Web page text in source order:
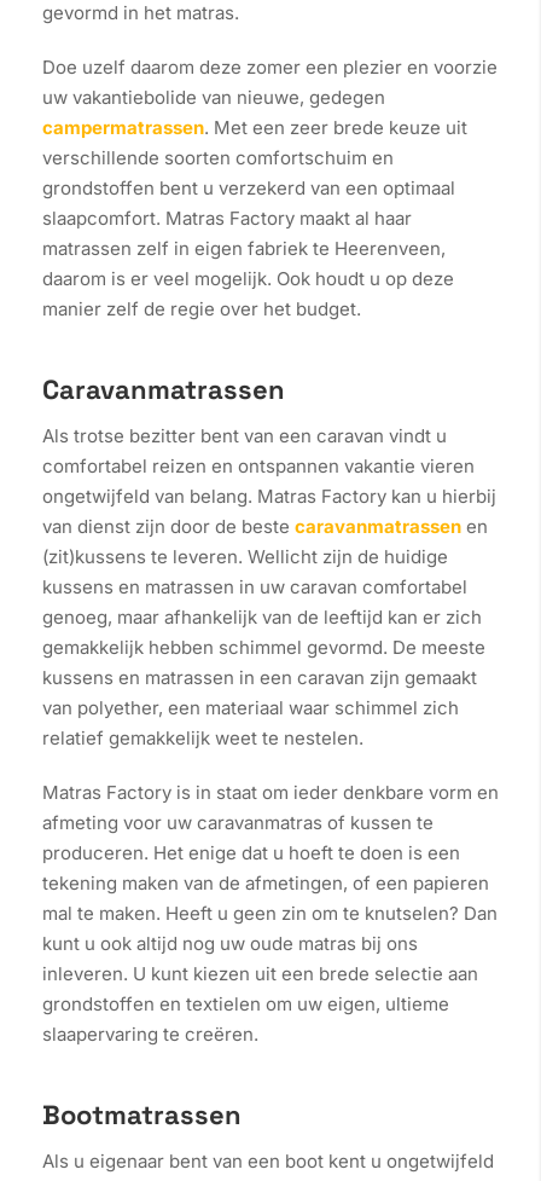
gevormd in het matras.
Doe uzelf daarom deze zomer een plezier en voorzie
uw vakantiebolide van nieuwe, gedegen
campermatrassen. Met een zeer brede keuze uit
verschillende soorten comfortschuim en
grondstoffen bent u verzekerd van een optimaal
slaapcomfort. Matras Factory maakt al haar
matrassen zelf in eigen fabriek te Heerenveen,
daarom is er veel mogelijk. Ook houdt u op deze
manier zelf de regie over het budget.
Caravanmatrassen
Als trotse bezitter bent van een caravan vindt u
comfortabel reizen en ontspannen vakantie vieren
ongetwijfeld van belang. Matras Factory kan u hierbij
van dienst zijn door de beste caravanmatrassen en
(zit)kussens te leveren. Wellicht zijn de huidige
kussens en matrassen in uw caravan comfortabel
genoeg, maar afhankelijk van de leeftijd kan er zich
gemakkelijk hebben schimmel gevormd. De meeste
kussens en matrassen in een caravan zijn gemaakt
van polyether, een materiaal waar schimmel zich
relatief gemakkelijk weet te nestelen.
Matras Factory is in staat om ieder denkbare vorm en
afmeting voor uw caravanmatras of kussen te
produceren. Het enige dat u hoeft te doen is een
tekening maken van de afmetingen, of een papieren
mal te maken. Heeft u geen zin om te knutselen? Dan
kunt u ook altijd nog uw oude matras bij ons
inleveren. U kunt kiezen uit een brede selectie aan
grondstoffen en textielen om uw eigen, ultieme
slaapervaring te creëren.
Bootmatrassen
Als u eigenaar bent van een boot kent u ongetwijfeld